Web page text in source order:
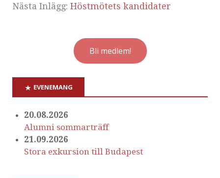
Nästa Inlägg: Höstmötets kandidater
Bli medlem!
EVENEMANG
20.08.2026
Alumni sommarträff
21.09.2026
Stora exkursion till Budapest